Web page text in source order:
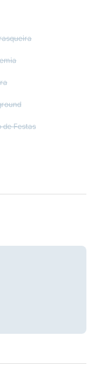
de Festas